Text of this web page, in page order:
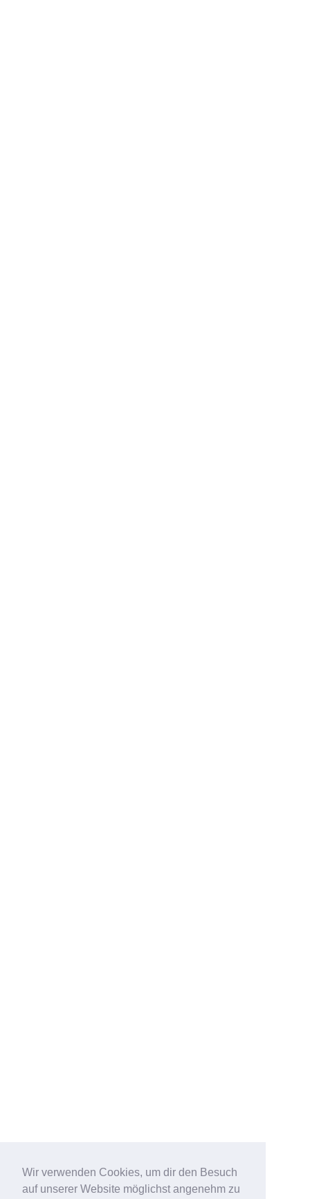
Wir verwenden Cookies, um dir den Besuch
auf unserer Website möglichst angenehm zu